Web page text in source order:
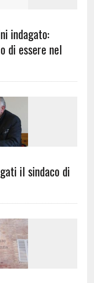
indagato:
di essere nel
il sindaco di